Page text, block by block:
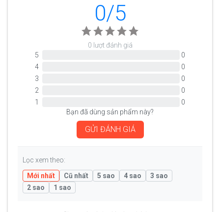
0/5
0 lượt đánh giá
5
0
4
0
3
0
2
0
1
0
Bạn đã dùng sản phẩm này?
GỬI ĐÁNH GIÁ
Lọc xem theo:
Mới nhất
Cũ nhất 5 sao 4 sao
3 sao
2 sao
1 sao